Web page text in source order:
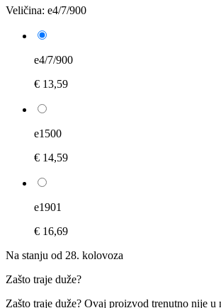
Veličina: e4/7/900
e4/7/900
€ 13,59
e1500
€ 14,59
e1901
€ 16,69
Na stanju od 28. kolovoza
Zašto traje duže?
Zašto traje duže? Ovaj proizvod trenutno nije u